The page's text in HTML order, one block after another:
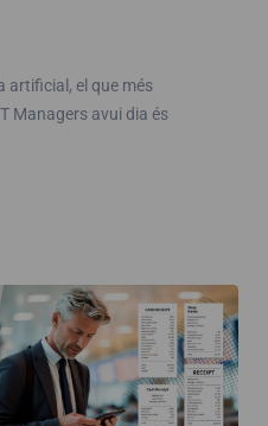
artificial, el que més
Managers avui dia és